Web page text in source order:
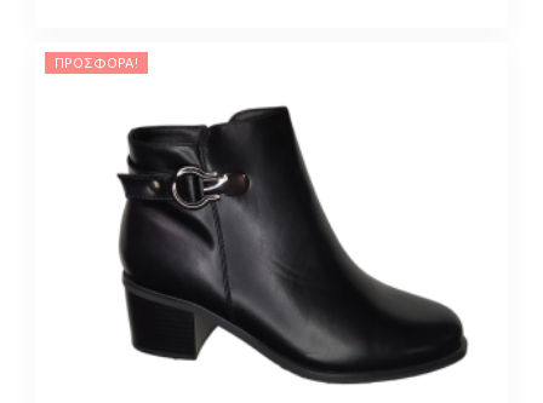
ΠΡΟΣΦΟΡΆ!